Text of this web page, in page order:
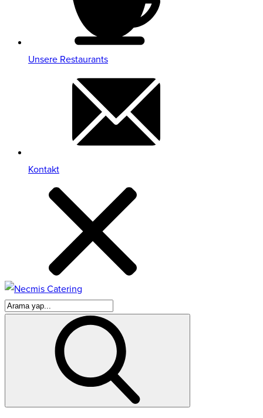
Unsere Restaurants
Kontakt